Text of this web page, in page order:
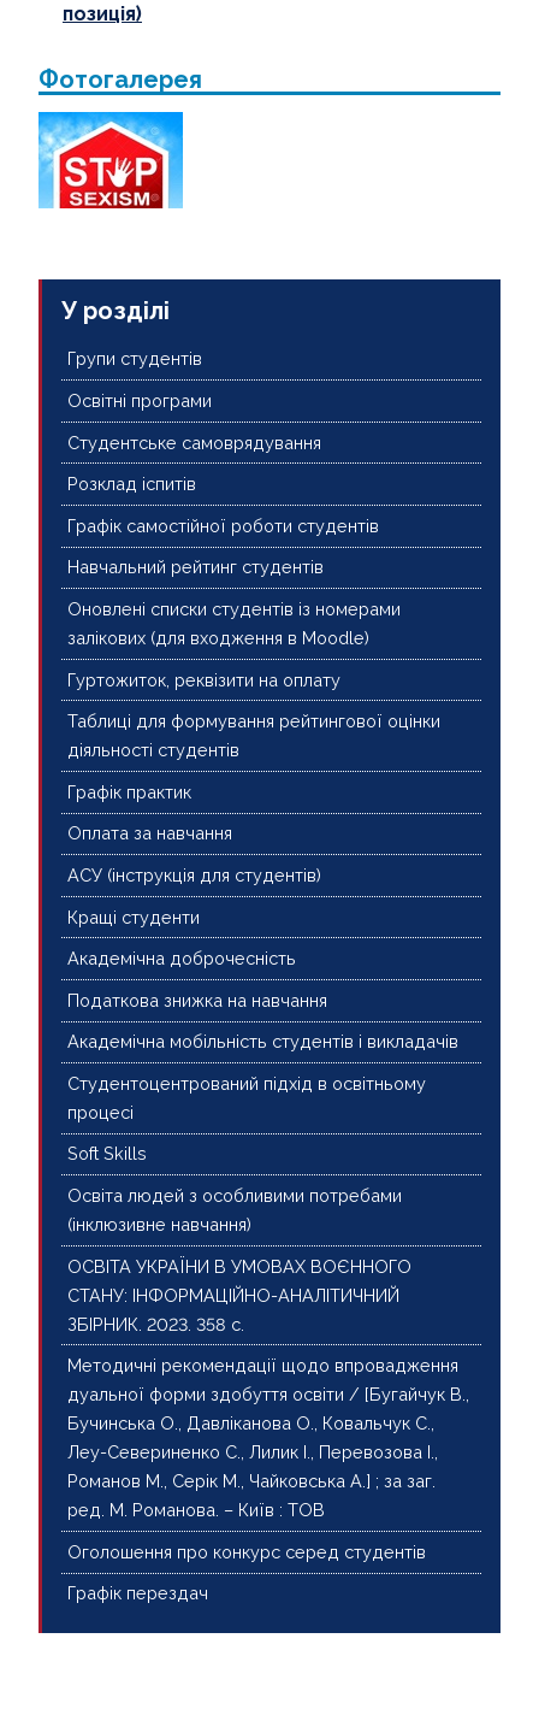
позиція)
Фотогалерея
У розділі
Групи студентів
Освітні програми
Студентське самоврядування
Розклад іспитів
Графік самостійної роботи студентів
Навчальний рейтинг студентів
Оновлені списки студентів із номерами
залікових (для входження в Moodle)
Гуртожиток, реквізити на оплату
Таблиці для формування рейтингової оцінки
діяльності студентів
Графік практик
Оплата за навчання
АСУ (інструкція для студентів)
Кращі студенти
Академічна доброчесність
Податкова знижка на навчання
Академічна мобільність студентів і викладачів
Студентоцентрований підхід в освітньому
процесі
Soft Skills
Освіта людей з особливими потребами
(інклюзивне навчання)
ОСВІТА УКРАЇНИ В УМОВАХ ВОЄННОГО
СТАНУ: ІНФОРМАЦІЙНО-АНАЛІТИЧНИЙ
ЗБІРНИК. 2023. 358 с.
Методичні рекомендації щодо впровадження
дуальної форми здобуття освіти / [Бугайчук В.,
Бучинська О., Давліканова О., Ковальчук С.,
Леу-Севериненко С., Лилик І., Перевозова І.,
Романов М., Серік М., Чайковська А.] ; за заг.
ред. М. Романова. – Київ : ТОВ
Оголошення про конкурс серед студентів
Графік перездач